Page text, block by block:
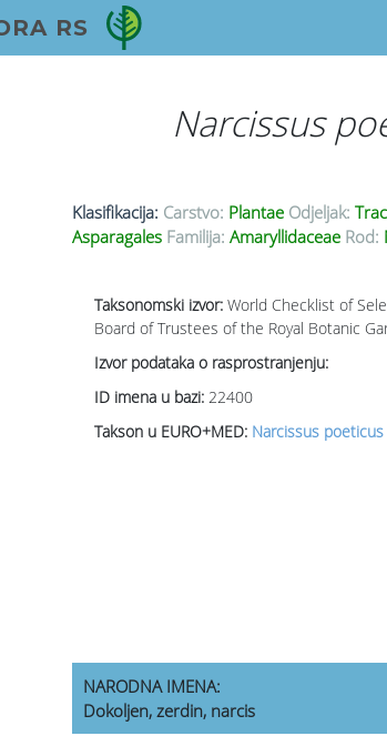
RS
Narcissus
Klasifikacija: Carstvo: Plantae Odjeljak:
Asparagales Familija: Amaryllidaceae Rod:
Taksonomski izvor: World Checklist of
Board of Trustees of the Royal Botanic
Izvor podataka o rasprostranjenju:
ID imena u bazi: 22400
Takson u EURO+MED: Narcissus
NARODNA IMENA:
Dokoljen, zerdin, narcis